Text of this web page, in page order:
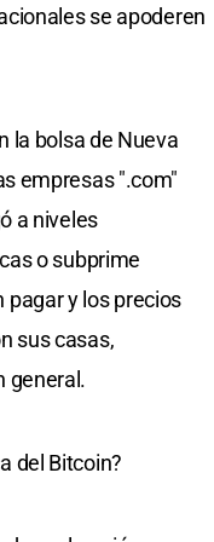
se apoderen
la bolsa de Nueva
empresas ".com"
a niveles
o subprime
pagar y los precios
sus casas,
general.
del Bitcoin?